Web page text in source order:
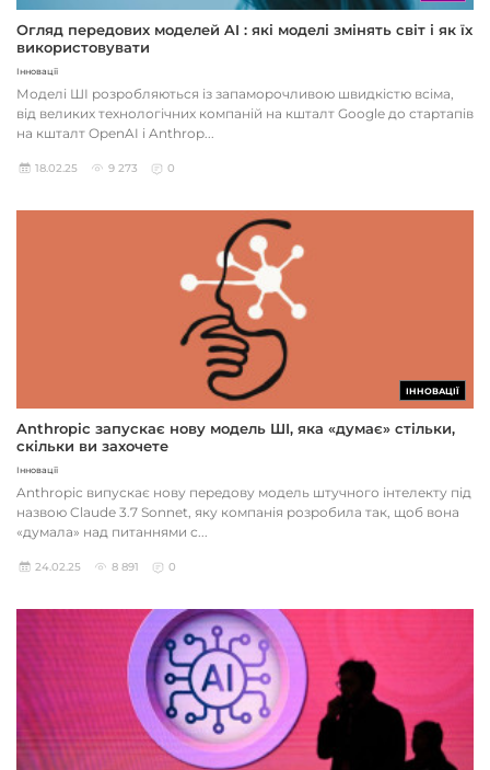
Огляд передових моделей AI : які моделі змінять світ і як їх
використовувати
Інновації
Моделі ШІ розробляються із запаморочливою швидкістю всіма,
від великих технологічних компаній на кшталт Google до стартапів
на кшталт OpenAI і Anthrop...
18.02.25 9 273 0
ІННОВАЦІЇ
Anthropic запускає нову модель ШІ, яка «думає» стільки,
скільки ви захочете
Інновації
Anthropic випускає нову передову модель штучного інтелекту під
назвою Claude 3.7 Sonnet, яку компанія розробила так, щоб вона
«думала» над питаннями с...
24.02.25 8 891 0